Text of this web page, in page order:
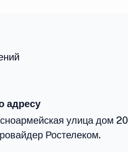
адресу
улица дом 20
Ростелеком.